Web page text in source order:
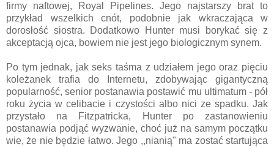
firmy naftowej, Royal Pipelines. Jego najstarszy brat to
przykład wszelkich cnót, podobnie jak wkraczająca w
dorosłość siostra. Dodatkowo Hunter musi borykać się z
akceptacją ojca, bowiem nie jest jego biologicznym synem.
Po tym jednak, jak seks taśma z udziałem jego oraz pięciu
koleżanek trafia do Internetu, zdobywając gigantyczną
popularność, senior postanawia postawić mu ultimatum - pół
roku życia w celibacie i czystości albo nici ze spadku. Jak
przystało na Fitzpatricka, Hunter po zastanowieniu
postanawia podjąć wyzwanie, choć już na samym początku
wie, że nie będzie łatwo. Jego ,,nianią" ma zostać startująca